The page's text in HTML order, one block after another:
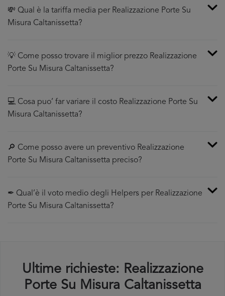
💸 Qual è la tariffa media per Realizzazione Porte Su
Misura Caltanissetta?
💡 Come posso trovare il miglior prezzo Realizzazione
Porte Su Misura Caltanissetta?
💻 Cosa puo’ far variare il costo Realizzazione Porte Su
Misura Caltanissetta?
🔎 Come posso avere un preventivo Realizzazione
Porte Su Misura Caltanissetta preciso?
✒ Qual’è il voto medio degli Helpers per Realizzazione
Porte Su Misura Caltanissetta?
Ultime richieste: Realizzazione
Porte Su Misura Caltanissetta